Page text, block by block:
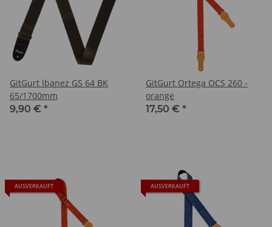
GitGurt Ibanez GS 64 BK
65/1700mm
9,90 € *
GitGurt Ortega OCS 260 -
orange
17,50 € *
AUSVERKAUFT AUSVERKAUFT